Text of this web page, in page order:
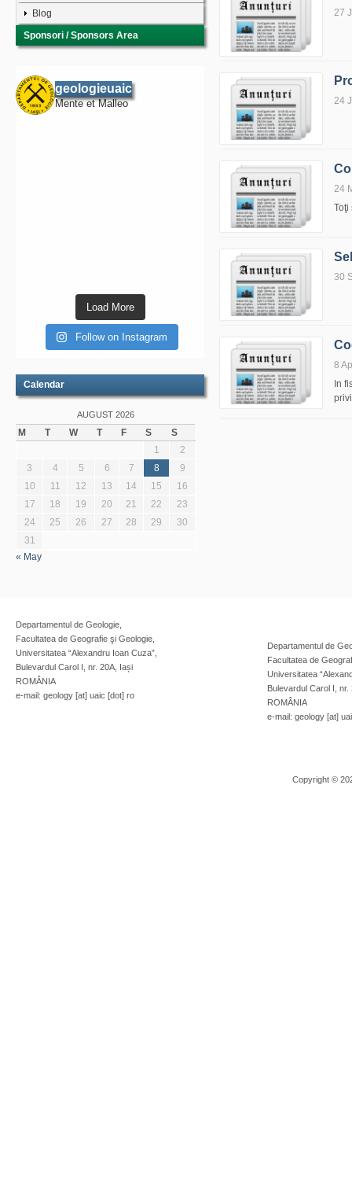
27
24
24
Toţi
30
8
In
Blog
Sponsori / Sponsors Area
geologieuaic
Mente et Malleo
Load More
Follow on Instagram
Calendar
AUGUST 2026
M T W T F S
S
1
2
3
4 5 6 7 8
9
10
11 12 13 14 15
16
17
18 19 20 21 22
23
24
25 26 27 28 29
30
31
« May
Departamentul de Geologie,
Facultatea de Geografie şi Geologie,
Universitatea “Alexandru Ioan Cuza”,
Bulevardul Carol I, nr. 20A, Iași
ROMÂNIA
e-mail: geology [at] uaic [dot] ro
Departamentul de
Facultatea de
Universitatea
Bulevardul Carol I, nr.
ROMÂNIA
e-mail: geology [at]
Copyright ©